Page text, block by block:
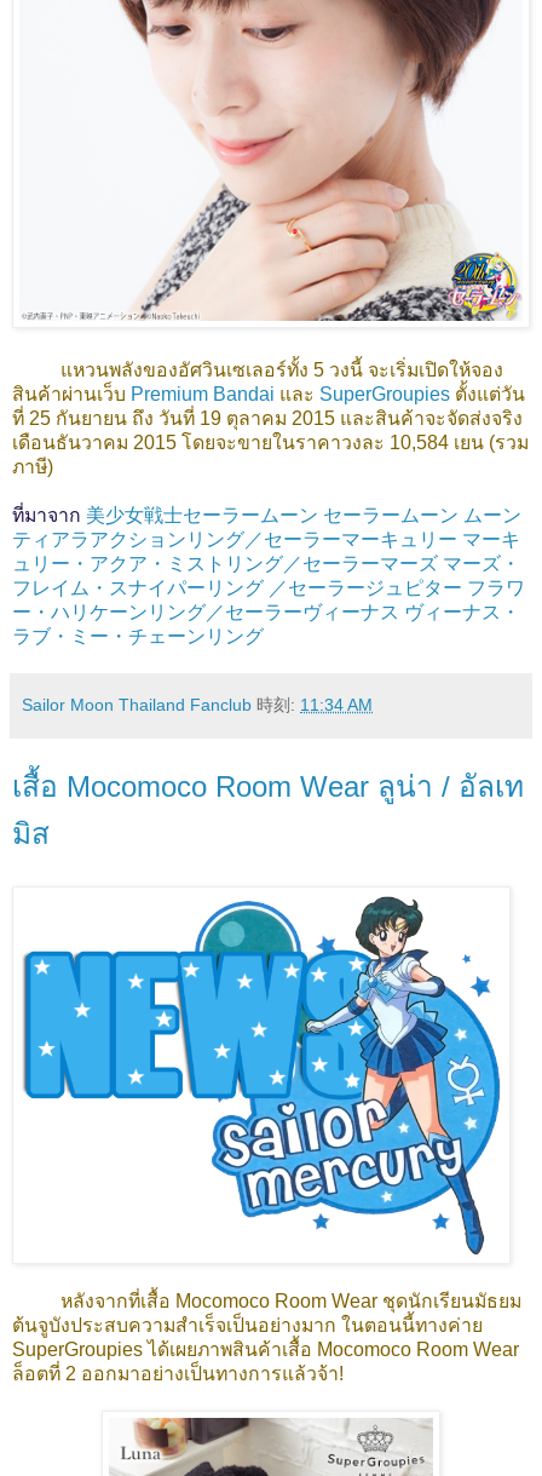
แหวนพลังของอัศวินเซเลอร์ทั้ง 5 วงนี้ จะเริ่มเปิดให้จอง
สินค้าผ่านเว็บ Premium Bandai และ SuperGroupies ตั้งแต่วัน
ที่ 25 กันยายน ถึง วันที่ 19 ตุลาคม 2015 และสินค้าจะจัดส่งจริง
เดือนธันวาคม 2015 โดยจะขายในราคาวงละ 10,584 เยน (รวม
ภาษี)
ที่มาจาก 美少女戦士セーラームーン セーラームーン ムーン
ティアラアクションリング／セーラーマーキュリー マーキ
ュリー・アクア・ミストリング／セーラーマーズ マーズ・
フレイム・スナイパーリング ／セーラージュピター フラワ
ー・ハリケーンリング／セーラーヴィーナス ヴィーナス・
ラブ・ミー・チェーンリング
Sailor Moon Thailand Fanclub 時刻: 11:34 AM
เสื้อ Mocomoco Room Wear ลูน่า / อัลเท
มิส
หลังจากที่เสื้อ Mocomoco Room Wear ชุดนักเรียนมัธยม
ต้นจูบังประสบความสำเร็จเป็นอย่างมาก ในตอนนี้ทางค่าย
SuperGroupies ได้เผยภาพสินค้าเสื้อ Mocomoco Room Wear
ล็อตที่ 2 ออกมาอย่างเป็นทางการแล้วจ้า!